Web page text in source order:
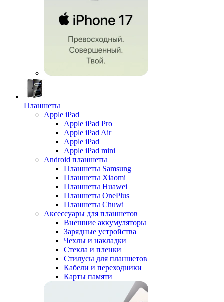
Планшеты
Apple iPad
Apple iPad Pro
Apple iPad Air
Apple iPad
Apple iPad mini
Android планшеты
Планшеты Samsung
Планшеты Xiaomi
Планшеты Huawei
Планшеты OnePlus
Планшеты Chuwi
Аксессуары для планшетов
Внешние аккумуляторы
Зарядные устройства
Чехлы и накладки
Стекла и пленки
Стилусы для планшетов
Кабели и переходники
Карты памяти